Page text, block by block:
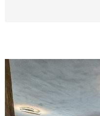
nuit se compose de
dégagement, d’une
séparés. Sa situation
équipements sportifs
quelques minutes
en fait un bien idéal